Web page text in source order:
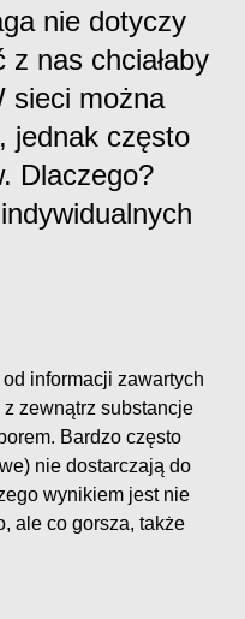
nie dotyczy
nas chciałaby
sieci można
jednak często
Dlaczego?
informacji zawartych
zewnątrz substancje
Bardzo często
nie dostarczają do
wynikiem jest nie
ale co gorsza, także